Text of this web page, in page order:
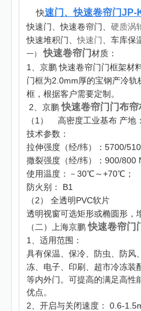
快速门、快速卷帘门JP-
快速门、快速卷帘门、 硬质涡
快速堆积门、快速门 、车库
一） 快速卷帘门材质：
1、京鹏 快速卷帘门门框架材
门框为2.0mm厚的宝钢产冷
框，根据客户需要定制。
2、京鹏 快速卷帘门门布帘
（1） 高密度工业基布 产
技术参数：
拉伸强度（经/纬）：5700/
撒裂强度（经/纬）：900/800
使用温度：－30℃～+70℃；
防火别： B1
（2） 全透明PVC软片
透明视窗可选矩形或椭圆形
（二）上海京鹏快速卷帘门
1、适用范围：
具有保温、保冷、防虫、防风
冻、电子、印刷、超市冷冻装
等内外门。可提高的满足高性
优点。
2、开启与关闭速度： 0.6-